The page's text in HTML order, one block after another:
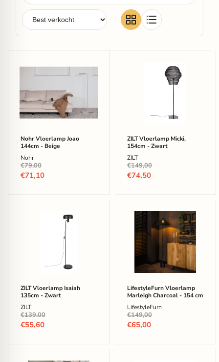
Nohr
Vloerlamp
144cm
Beige
Nohr Vloerlamp Joao
144cm - Beige
Nohr
Oorspronkelijke
prijs
€79,00
Huidige
€71,10
ZILT Vloerlamp Micki,
154cm - Zwart
ZILT
Oorspronkelijke
prijs
€149,00
Huidige
€74,50
ZILT Vloerlamp Isaiah
135cm - Zwart
ZILT
Oorspronkelijke
prijs
€139,00
Huidige
€55,60
LifestyleFurn
Vloerlamp
Marleigh
Charcoal
154
LifestyleFurn Vloerlamp
Marleigh Charcoal - 154 cm
LifestyleFurn
Oorspronkelijke
prijs
€149,00
Huidige
€65,00